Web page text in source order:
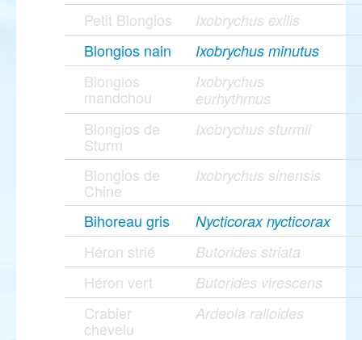
Petit Blongios Ixobrychus exilis
Blongios nain Ixobrychus minutus
Blongios
mandchou
Ixobrychus
eurhythmus
Blongios de
Sturm
Ixobrychus sturmii
Blongios de
Chine
Ixobrychus sinensis
Bihoreau gris Nycticorax nycticorax
Héron strié Butorides striata
Héron vert Butorides virescens
Crabier
chevelu
Ardeola ralloides